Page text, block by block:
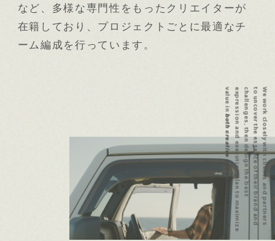
など、多様な専門性をもったクリエイターが
在籍しており、プロジェクトごとに最適なチ
ーム編成を行っています。
W
e
w
o
r
k
c
l
o
s
e
l
y
w
i
t
h
c
l
i
e
n
t
s
a
n
d
p
a
r
t
n
e
r
s
t
o
u
n
c
o
v
e
r
t
h
e
e
s
s
e
n
c
e
o
f
t
h
e
i
r
b
r
a
n
d
a
n
d
c
h
a
l
l
e
n
g
e
s
,
t
h
e
n
d
e
s
i
g
n
t
h
e
b
e
s
t
e
x
p
r
e
s
s
i
o
n
a
n
d
e
x
e
c
u
t
i
o
n
p
l
a
n
t
o
m
a
x
i
m
i
z
e
v
a
l
u
e
i
n
both creative and business aspects.